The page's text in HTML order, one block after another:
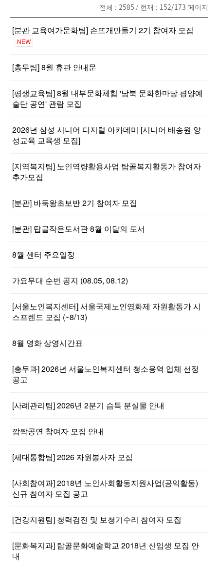
전체 : 2585 / 현재 : 152/173 페이지
[분관 교육여가문화팀] 손뜨개만들기 2기 참여자 모집
NEW
[총무팀] 8월 휴관 안내문
[평생교육팀] 8월 내부문화체험 '남북 문화한마당 평양예
술단 공연' 관람 모집
2026년 삼성 시니어 디지털 아카데미 [시니어 배송원 양
성교육 교육생 모집]
[지역복지팀] 노인역량활용사업 탑골복지활동가 참여자
추가모집
[분관] 바둑왕초보반 2기 참여자 모집
[분관] 탑골작은도서관 8월 이달의 도서
8월 센터 주요일정
가요무대 순번 공지 (08.05, 08.12)
[서울노인복지센터] 서울국제노인영화제 자원활동가 시
스프렌드 모집 (~8/13)
8월 영화 상영시간표
[총무과] 2026년 서울노인복지센터 청소용역 업체 선정
공고
[사례관리팀] 2026년 2분기 습득 분실물 안내
깜짝공연 참여자 모집 안내
[세대통합팀] 2026 자원봉사자 모집
[사회참여과] 2018년 노인사회활동지원사업(공익활동)
신규 참여자 모집 공고
[건강지원팀] 청력검진 및 보청기수리 참여자 모집
[문화복지과] 탑골문화예술학교 2018년 신입생 모집 안
내